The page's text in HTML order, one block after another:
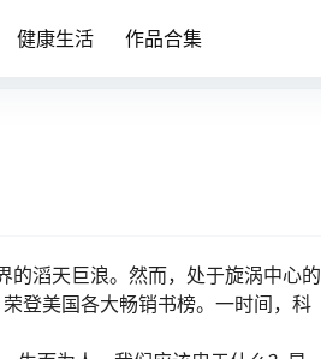
健康生活 作品合集
的滔天巨浪。然而，处于旋涡中心的
登美国各大畅销书榜。一时间，科